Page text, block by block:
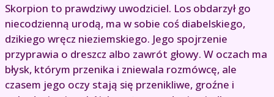
Skorpion to prawdziwy uwodziciel. Los obdarzył go
niecodzienną urodą, ma w sobie coś diabelskiego,
dzikiego wręcz nieziemskiego. Jego spojrzenie
przyprawia o dreszcz albo zawrót głowy. W oczach ma
błysk, którym przenika i zniewala rozmówcę, ale
czasem jego oczy stają się przenikliwe, groźne i